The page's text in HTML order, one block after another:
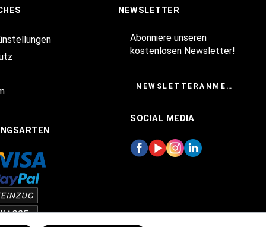
NEWSLETTER
Abonniere unseren
kostenlosen Newsletter!
NEWSLETTERANMELDUNG
SOCIAL MEDIA